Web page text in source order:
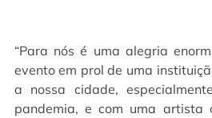
“Para nós é uma alegria
evento em prol de uma
a nossa cidade,
pandemia, e com uma artista